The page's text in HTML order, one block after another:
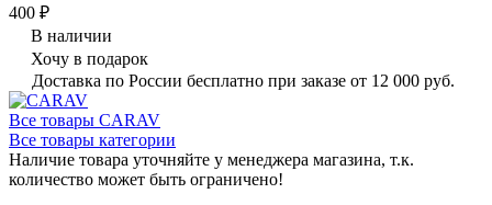
400 ₽
В наличии
Хочу в подарок
Доставка по России бесплатно при заказе от 12 000 руб.
Все товары CARAV
Все товары категории
Наличие товара уточняйте у менеджера магазина, т.к.
количество может быть ограничено!